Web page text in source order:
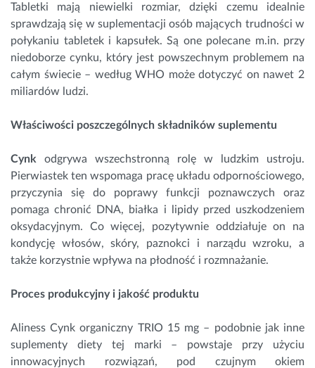
Tabletki mają niewielki rozmiar, dzięki czemu idealnie
sprawdzają się w suplementacji osób mających trudności w
połykaniu tabletek i kapsułek. Są one polecane m.in. przy
niedoborze cynku, który jest powszechnym problemem na
całym świecie – według WHO może dotyczyć on nawet 2
miliardów ludzi.
Właściwości poszczególnych składników suplementu
Cynk
odgrywa wszechstronną rolę w ludzkim ustroju.
Pierwiastek ten wspomaga pracę układu odpornościowego,
przyczynia się do poprawy funkcji poznawczych oraz
pomaga chronić DNA, białka i lipidy przed uszkodzeniem
oksydacyjnym. Co więcej, pozytywnie oddziałuje on na
kondycję włosów, skóry, paznokci i narządu wzroku, a
także korzystnie wpływa na płodność i rozmnażanie.
Proces produkcyjny i jakość produktu
Aliness Cynk organiczny TRIO 15 mg – podobnie jak inne
suplementy diety tej marki – powstaje przy użyciu
innowacyjnych rozwiązań, pod czujnym okiem